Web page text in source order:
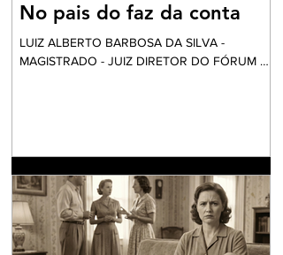
No pais do faz da conta
LUIZ ALBERTO BARBOSA DA SILVA -
MAGISTRADO - JUIZ DIRETOR DO FÓRUM DE
“É um dinheiro que é tirado do povo para
eleger alguns que vão tirar dinheiro do povo”.
Até parece um pleonasmo. O que acontece
atrás dos bastidores nem o diretor quer saber.
O roteiro é sempre o mesmo. Mexem-se as
peças do tabo